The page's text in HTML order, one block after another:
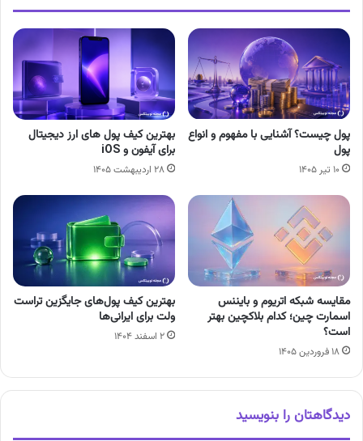
پول چیست؟ آشنایی با مفهوم و انواع
پول
۱۰ تیر ۱۴۰۵
بهترین کیف پول های ارز دیجیتال
برای آیفون و iOS
۲۸ اردیبهشت ۱۴۰۵
مقایسه شبکه اتریوم و بایننس
اسمارت چین؛ کدام بلاکچین بهتر
است؟
۱۸ فروردین ۱۴۰۵
بهترین کیف پول‌های جایگزین تراست
ولت برای ایرانی‌ها
۲ اسفند ۱۴۰۴
دیدگاهتان را بنویسید